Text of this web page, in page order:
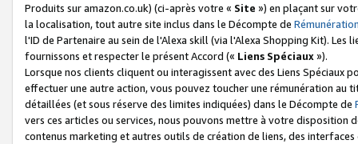
Produits sur amazon.co.uk) (ci-après votre « Site ») en plaçant sur
la localisation, tout autre site inclus dans le Décompte de
l'ID de Partenaire au sein de l'Alexa skill (via l'Alexa Shopping Kit).
fournissons et respecter le présent Accord (« Liens Spéciaux»).
Lorsque nos clients cliquent ou interagissent avec des Liens Spéciaux
effectuer une autre action, vous pouvez toucher une rémunération
détaillées (et sous réserve des limites indiquées) dans le Décompte de
vers ces articles ou services, nous pouvons mettre à votre disposition
contenus marketing et autres outils de création de liens, des